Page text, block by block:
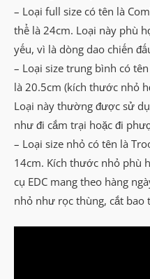
– Loại full size có tên là
thể là 24cm. Loại này phù
yếu, vì là dòng dao chiến
– Loại size trung bình có
là 20.5cm (kích thước nhỏ
Loại này thường được sử
như đi cắm trại hoặc đi
– Loại size nhỏ có tên là
14cm. Kích thước nhỏ phù
cụ EDC mang theo hàng
nhỏ như rọc thùng, cắt bao